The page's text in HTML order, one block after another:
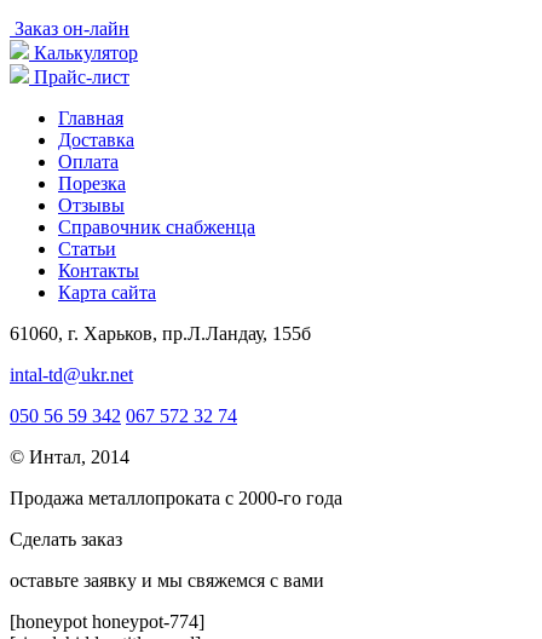
Заказ он-лайн
Калькулятор
Прайс-лист
Главная
Доставка
Оплата
Порезка
Отзывы
Справочник снабженца
Статьи
Контакты
Карта сайта
61060, г. Харьков, пр.Л.Ландау, 155б
intal-td@ukr.net
050 56 59 342 067 572 32 74
© Интал, 2014
Продажа металлопроката с 2000-го года
Сделать заказ
оcтавьте заявку и мы свяжемся с вами
[honeypot honeypot-774]